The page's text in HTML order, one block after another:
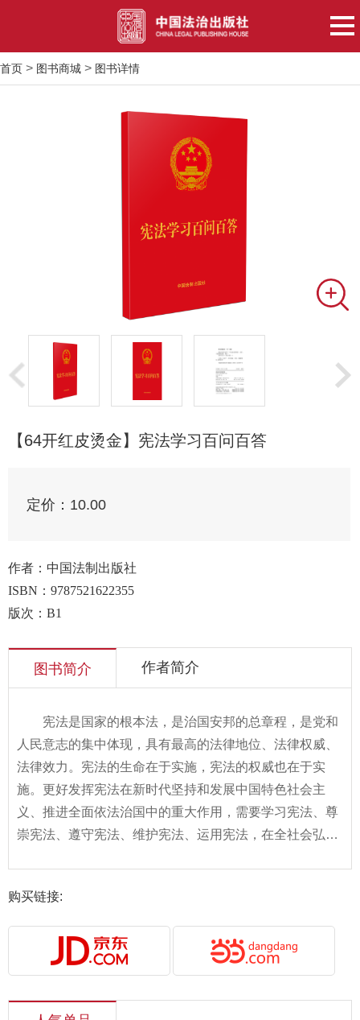
首页 > 图书商城 > 图书详情
【64开红皮烫金】宪法学习百问百答
定价： 10.00
作者：中国法制出版社
ISBN： 9787521622355
版次：B1
图书简介 作者简介
宪法是国家的根本法，是治国安邦的总章程，是党和
人民意志的集中体现，具有最高的法律地位、法律权威、
法律效力。宪法的生命在于实施，宪法的权威也在于实
施。更好发挥宪法在新时代坚持和发展中国特色社会主
义、推进全面依法治国中的重大作用，需要学习宪法、尊
崇宪法、遵守宪法、维护宪法、运用宪法，在全社会弘扬
崇宪法，让宪法走入人民群众心中，我们特编写了本书。
本书从宪法的条文中，精选了148个问题进行解答，帮助
广大人民群众轻松、快速学习应知应会的宪法知识。
购买链接: